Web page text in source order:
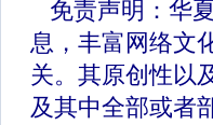
免责声明：华
息，丰富网络文
关。其原创性以
及其中全部或者